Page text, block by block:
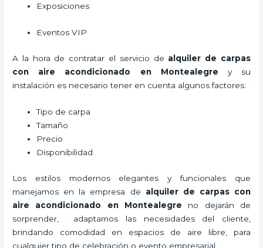
Exposiciones
Eventos VIP
A la hora de contratar el servicio de alquiler de carpas
con aire acondicionado en Montealegre y su
instalación es necesario tener en cuenta algunos factores:
Tipo de carpa
Tamaño
Precio
Disponibilidad
Los estilos modernos elegantes y funcionales que
manejamos en la empresa de alquiler de carpas con
aire acondicionado
en Montealegre no dejarán de
sorprender, adaptamos las necesidades del cliente,
brindando comodidad en espacios de aire libre, para
cualquier tipo de celebración o evento empresarial.